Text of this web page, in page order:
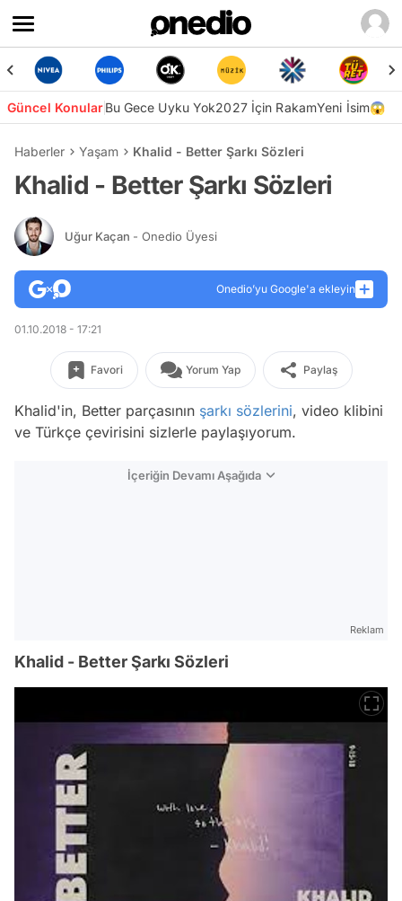
Güncel KonularBu Gece Uyku Yok2027 İçin RakamYeni İsim😱
Haberler Yaşam Khalid - Better Şarkı Sözleri
Khalid - Better Şarkı Sözleri
Uğur Kaçan - Onedio Üyesi
Onedio’yu Google'a ekleyin
01.10.2018 - 17:21
Favori Yorum Yap Paylaş
Khalid'in, Better parçasının şarkı sözlerini, video klibini
ve Türkçe çevirisini sizlerle paylaşıyorum.
İçeriğin Devamı Aşağıda
Reklam
Khalid - Better Şarkı Sözleri